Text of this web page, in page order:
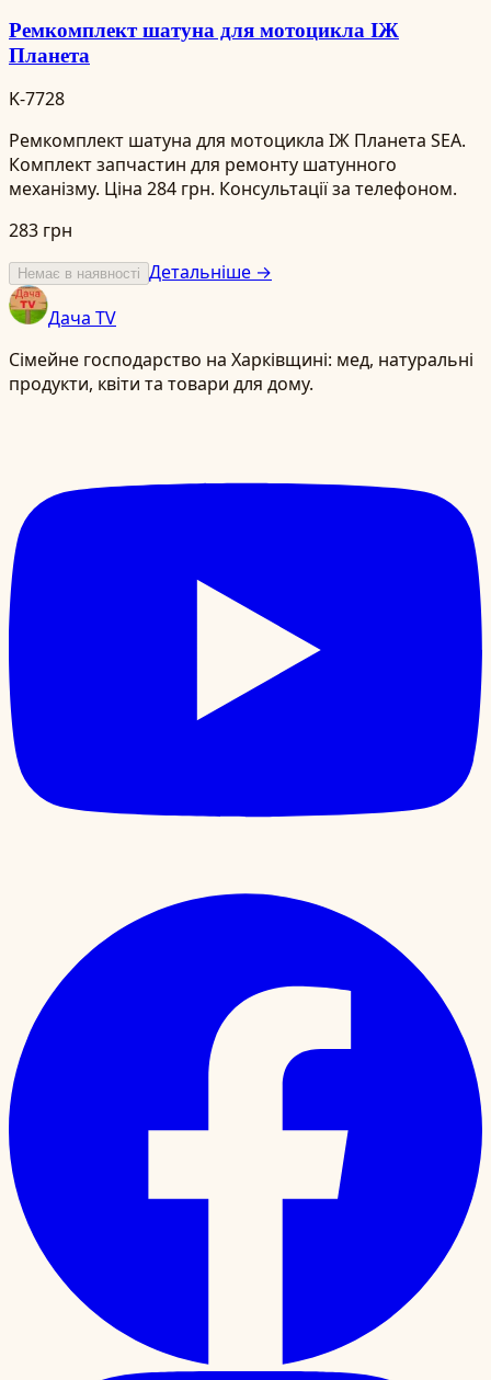
Ремкомплект шатуна для мотоцикла ІЖ
Планета
K-7728
Ремкомплект шатуна для мотоцикла ІЖ Планета SEA.
Комплект запчастин для ремонту шатунного
механізму. Ціна 284 грн. Консультації за телефоном.
283 грн
Немає в наявності Детальніше →
Дача TV
Сімейне господарство на Харківщині: мед, натуральні
продукти, квіти та товари для дому.